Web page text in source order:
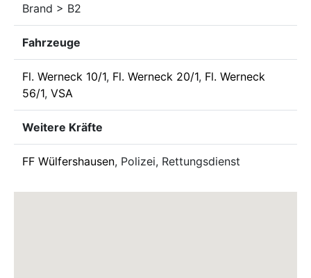
Brand > B2
Fahrzeuge
Fl. Werneck 10/1, Fl. Werneck 20/1, Fl. Werneck
56/1, VSA
Weitere Kräfte
FF Wülfershausen, Polizei, Rettungsdienst